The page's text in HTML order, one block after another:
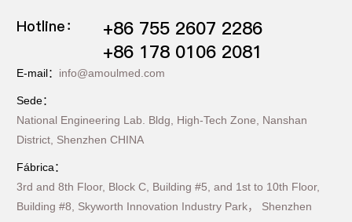
Hotline：
+86 755 2607 2286
+86 178 0106 2081
E-mail： info@amoulmed.com
Sede：
National Engineering Lab. Bldg, High-Tech Zone, Nanshan
District, Shenzhen CHINA
Fábrica：
3rd and 8th Floor, Block C, Building #5, and 1st to 10th Floor,
Building #8, Skyworth Innovation Industry Park， Shenzhen